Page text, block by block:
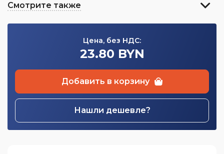
Смотрите также
Цена, без НДС:
23.80 BYN
Добавить в корзину
Нашли дешевле?